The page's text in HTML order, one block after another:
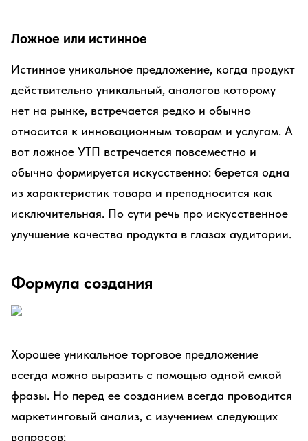
Ложное или истинное
Истинное уникальное предложение, когда продукт
действительно уникальный, аналогов которому
нет на рынке, встречается редко и обычно
относится к инновационным товарам и услугам. А
вот ложное УТП встречается повсеместно и
обычно формируется искусственно: берется одна
из характеристик товара и преподносится как
исключительная. По сути речь про искусственное
улучшение качества продукта в глазах аудитории.
Формула создания
Хорошее уникальное торговое предложение
всегда можно выразить с помощью одной емкой
фразы. Но перед ее созданием всегда проводится
маркетинговый анализ, с изучением следующих
вопросов: